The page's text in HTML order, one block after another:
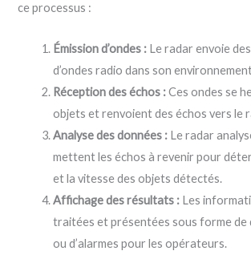
ce processus :
Émission d’ondes : Le radar envoie
d’ondes radio dans son
Réception des échos :Ces ondes se
objets et renvoient des échos vers le
Analyse des données : Le radar
mettent les échos à revenir pour
et la vitesse des objets détectés.
Affichage des résultats : Les
traitées et présentées sous forme de
ou d’alarmes pour les opérateurs.